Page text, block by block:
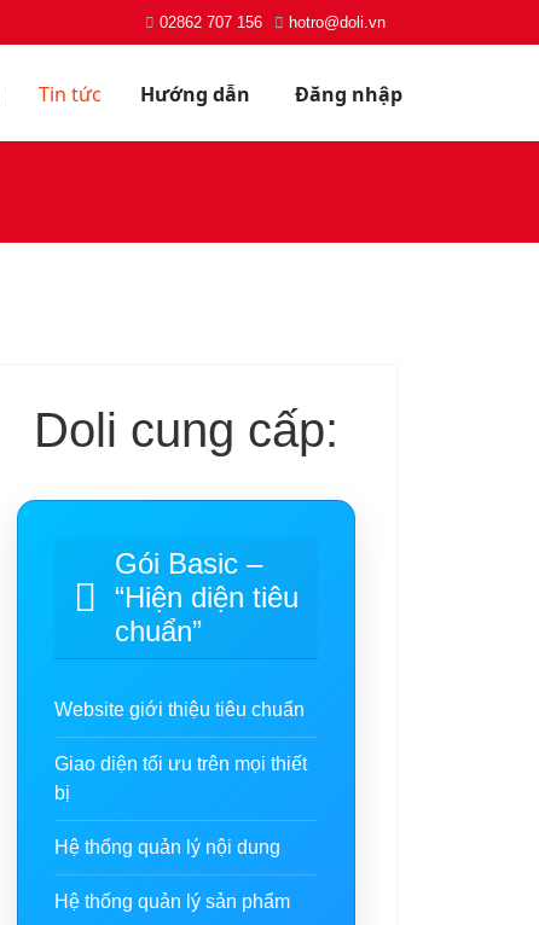
02862 707 156 hotro@doli.vn
Tin tức Hướng dẫn Đăng nhập
Doli cung cấp:
Gói Basic –
“Hiện diện tiêu
chuẩn”
Website giới thiệu tiêu chuẩn
Giao diện tối ưu trên mọi thiết
bị
Hệ thống quản lý nội dung
Hệ thống quản lý sản phẩm